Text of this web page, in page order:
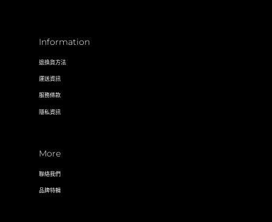
Information
退換貨方法
運送資訊
服務條款
隱私資訊
More
聯絡我們
品牌特輯